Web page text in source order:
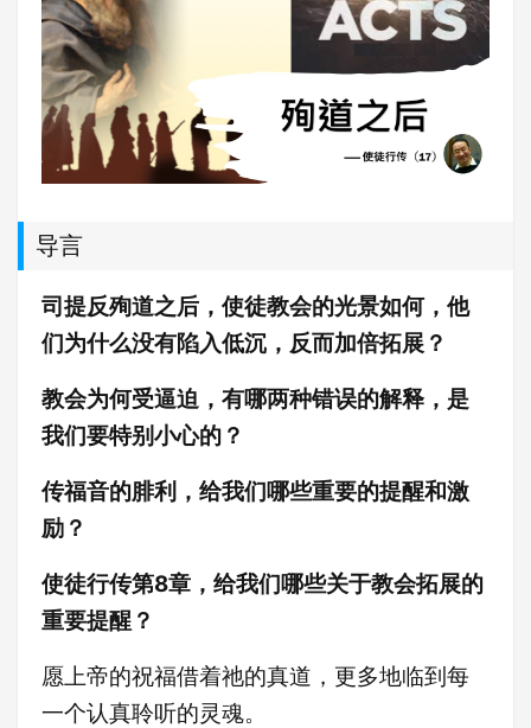
导言
司提反殉道之后，使徒教会的光景如何，他
们为什么没有陷入低沉，反而加倍拓展？
教会为何受逼迫，有哪两种错误的解释，是
我们要特别小心的？
传福音的腓利，给我们哪些重要的提醒和激
励？
使徒行传第8章，给我们哪些关于教会拓展的
重要提醒？
愿上帝的祝福借着祂的真道，更多地临到每
一个认真聆听的灵魂。